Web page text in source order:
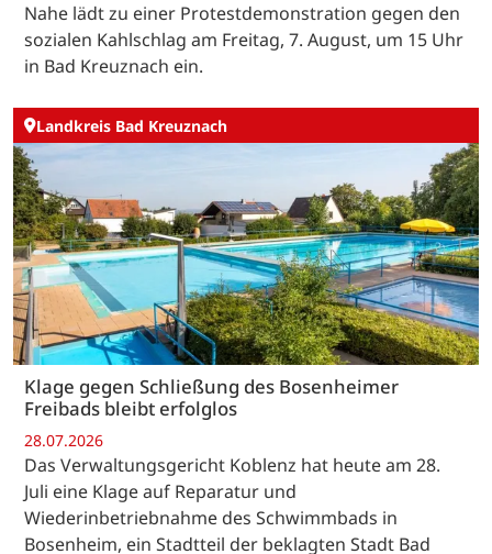
Nahe lädt zu einer Protestdemonstration gegen den
sozialen Kahlschlag am Freitag, 7. August, um 15 Uhr
in Bad Kreuznach ein.
Landkreis Bad Kreuznach
Klage gegen Schließung des Bosenheimer
Freibads bleibt erfolglos
28.07.2026
Das Verwaltungsgericht Koblenz hat heute am 28.
Juli eine Klage auf Reparatur und
Wiederinbetriebnahme des Schwimmbads in
Bosenheim, ein Stadtteil der beklagten Stadt Bad